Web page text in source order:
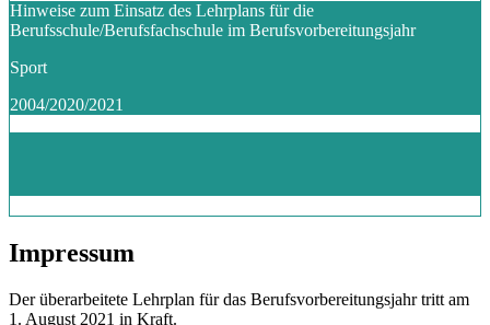
Hinweise zum Einsatz des Lehrplans für die
Berufsschule/Berufsfachschule im Berufsvorbereitungsjahr
Sport
2004/2020/2021
Impressum
Der überarbeitete Lehrplan für das Berufsvorbereitungsjahr tritt am
1. August 2021 in Kraft.